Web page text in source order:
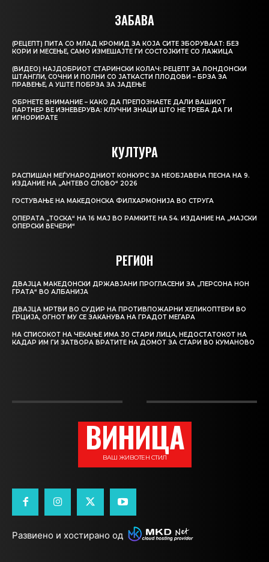
ЗАБАВА
(РЕЦЕПТ) ПИТА СО МЛАД КРОМИД ЗА КОЈА СИТЕ ЗБОРУВААТ: БЕЗ
КОРИ И МЕСЕЊЕ, САМО ИЗМЕШАЈТЕ ГИ СОСТОЈКИТЕ СО ЛАЖИЦА
(ВИДЕО) НАЈДОБРИОТ СТАРИНСКИ КОЛАЧ: РЕЦЕПТ ЗА ЛОНДОНСКИ
ШТАНГЛИ, СОЧНИ И ПОЛНИ СО ЈАТКАСТИ ПЛОДОВИ – БРЗА ЗА
ПРАВЕЊЕ, А УШТЕ ПОБРЗА ЗА ЈАДЕЊЕ
ОБРНЕТЕ ВНИМАНИЕ – КАКО ДА ПРЕПОЗНАЕТЕ ДАЛИ ВАШИОТ
ПАРТНЕР ВЕ ИЗНЕВЕРУВА: КЛУЧНИ ЗНАЦИ ШТО НЕ ТРЕБА ДА ГИ
ИГНОРИРАТЕ
КУЛТУРА
РАСПИШАН МЕЃУНАРОДНИОТ КОНКУРС ЗА НЕОБЈАВЕНА ПЕСНА НА 9.
ИЗДАНИЕ НА „АНТЕВО СЛОВО“ 2026
ГОСТУВАЊЕ НА МАКЕДОНСКА ФИЛХАРМОНИЈА ВО СТРУГА
ОПЕРАТА „ТОСКА“ НА 16 МАЈ ВО РАМКИТЕ НА 54. ИЗДАНИЕ НА „МАЈСКИ
ОПЕРСКИ ВЕЧЕРИ“
РЕГИОН
ДВАЈЦА МАКЕДОНСКИ ДРЖАВЈАНИ ПРОГЛАСЕНИ ЗА „ПЕРСОНА НОН
ГРАТА“ ВО АЛБАНИЈА
ДВАЈЦА МРТВИ ВО СУДИР НА ПРОТИВПОЖАРНИ ХЕЛИКОПТЕРИ ВО
ГРЦИЈА, ОГНОТ МУ СЕ ЗАКАНУВА НА ГРАДОТ МЕГАРА
НА СПИСОКОТ НА ЧЕКАЊЕ ИМА 30 СТАРИ ЛИЦА, НЕДОСТАТОКОТ НА
КАДАР ИМ ГИ ЗАТВОРА ВРАТИТЕ НА ДОМОТ ЗА СТАРИ ВО КУМАНОВО
ВИНИЦА
ВАШ ЖИВОТЕН СТИЛ
Развиено и хостирано од